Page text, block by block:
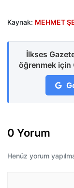
Kaynak: MEHMET
İlkses
öğrenmek için
0 Yorum
Henüz yorum